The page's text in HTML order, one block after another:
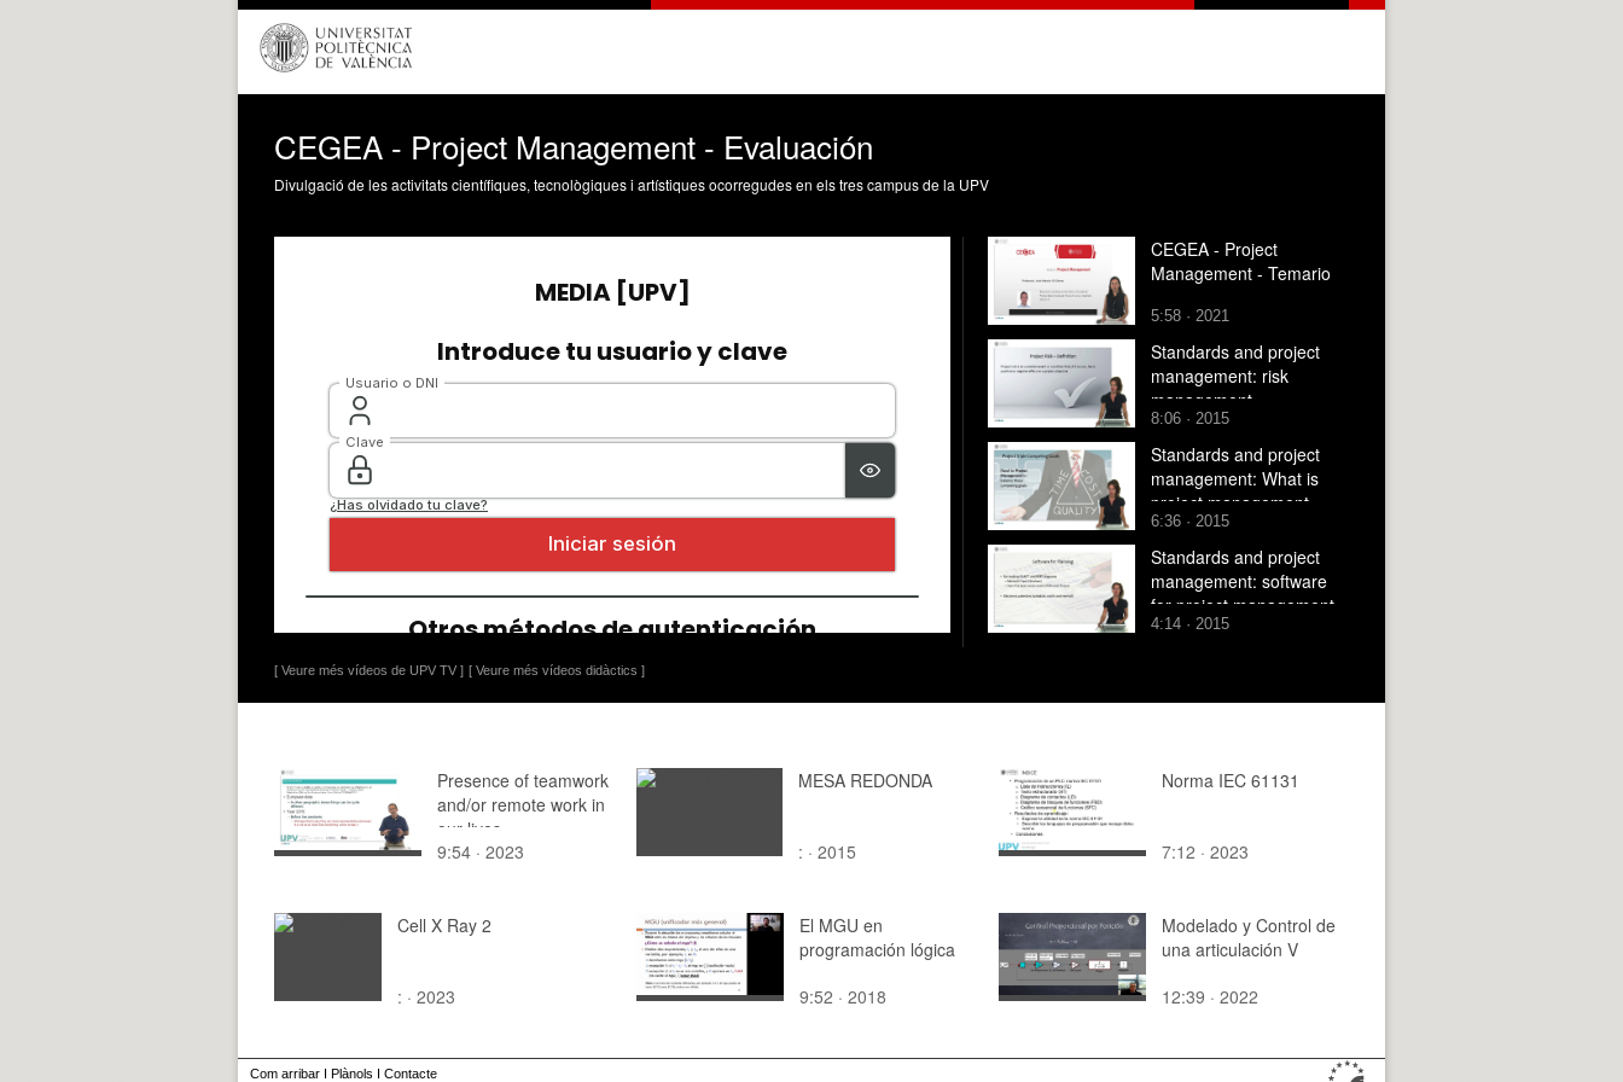
CEGEA - Project Management - Evaluación
Divulgació de les activitats científiques, tecnològiques i artístiques ocorregudes en els tres campus de la UPV
[ Veure més vídeos de UPV TV ] [ Veure més vídeos didàctics ]
CEGEA - Project
Management - Temario
5:58 · 2021
Standards and project
management: risk
management
8:06 · 2015
Standards and project
management: What is
project management
6:36 · 2015
Standards and project
management: software
for project management
4:14 · 2015
Presence of teamwork
and/or remote work in
our lives
9:54 · 2023
MESA REDONDA
: · 2015
Norma IEC 61131
7:12 · 2023
Cell X Ray 2
: · 2023
El MGU en
programación lógica
9:52 · 2018
Modelado y Control de
una articulación V
12:39 · 2022
Com arribar I Plànols I Contacte